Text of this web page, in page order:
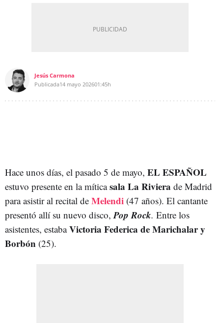
Jesús Carmona
Publicada14 mayo 202601:45h
Hace unos días, el pasado 5 de mayo, EL ESPAÑOL
estuvo presente en la míticasala La Riviera de Madrid
para asistir al recital de Melendi (47 años). El cantante
presentó allí su nuevo disco, Pop Rock. Entre los
asistentes, estabaVictoria Federica de Marichalar y
Borbón (25).